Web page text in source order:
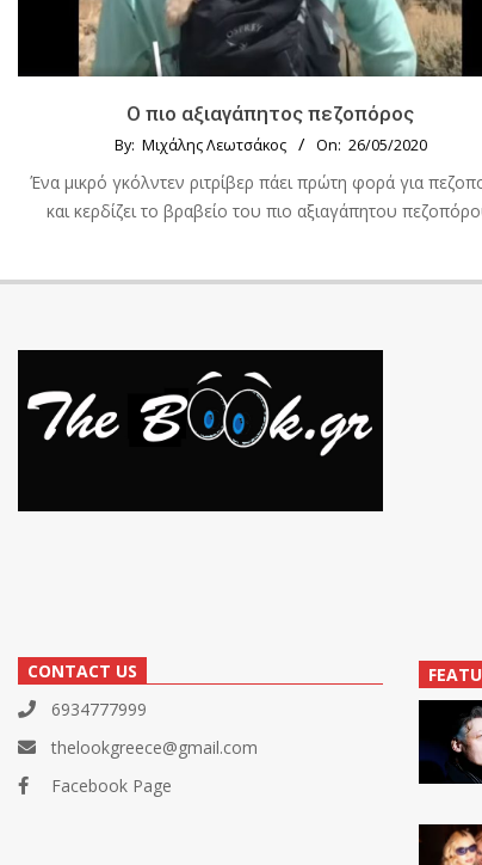
Ο πιο αξιαγάπητος πεζοπόρος
By: Μιχάλης Λεωτσάκος On: 26/05/2020
Ένα μικρό γκόλντεν ριτρίβερ πάει πρώτη φορά για
και κερδίζει το βραβείο του πιο αξιαγάπητου
CONTACT US
6934777999
thelookgreece@gmail.com
Facebook Page